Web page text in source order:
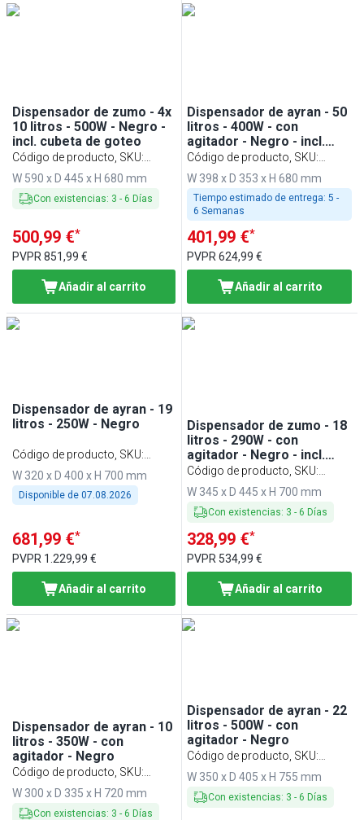
Dispensador de zumo - 4x
10 litros - 500W - Negro -
incl. cubeta de goteo
Código de producto, SKU:
SSNC40S
W 590 x D 445 x H 680 mm
Con existencias: 3 - 6 Días
500,99 €*
PVPR 851,99 €
Añadir al carrito
Dispensador de ayran - 50
litros - 400W - con
agitador - Negro - incl.
cubeta de goteo
Código de producto, SKU:
ASSNC50S
W 398 x D 353 x H 680 mm
Tiempo estimado de entrega: 5 -
6 Semanas
401,99 €*
PVPR624,99 €
Añadir al carrito
Dispensador de ayran - 19
litros - 250W - Negro
Código de producto, SKU:
ASSE19N
W 320 x D 400 x H 700 mm
Disponible de 07.08.2026
681,99 €*
PVPR 1.229,99 €
Añadir al carrito
Dispensador de zumo - 18
litros - 290W - con
agitador - Negro - incl.
cubeta de goteo
Código de producto, SKU:
SSNC18S
W 345 x D 445 x H 700 mm
Con existencias: 3 - 6 Días
328,99 €*
PVPR 534,99 €
Añadir al carrito
Dispensador de ayran - 10
litros - 350W - con
agitador - Negro
Código de producto, SKU:
SPS10
W 300 x D 335 x H 720 mm
Con existencias: 3 - 6 Días
Dispensador de ayran - 22
litros - 500W - con
agitador - Negro
Código de producto, SKU:
SPS22
W 350 x D 405 x H 755 mm
Con existencias: 3 - 6 Días